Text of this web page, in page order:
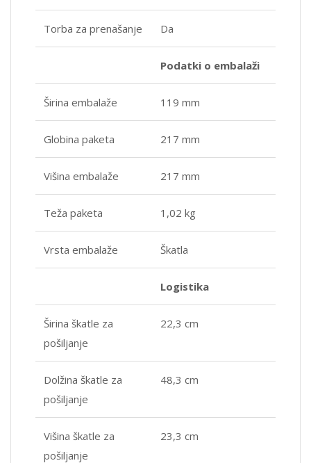
Torba za prenašanje Da
Podatki o embalaži
Širina embalaže 119 mm
Globina paketa 217 mm
Višina embalaže 217 mm
Teža paketa 1,02 kg
Vrsta embalaže Škatla
Logistika
Širina škatle za
pošiljanje
22,3 cm
Dolžina škatle za
pošiljanje
48,3 cm
Višina škatle za
pošiljanje
23,3 cm